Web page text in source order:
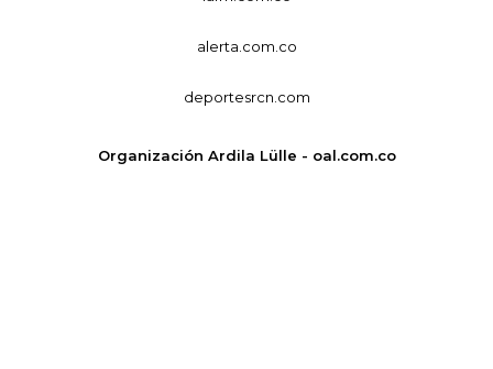
alerta.com.co
deportesrcn.com
Organización Ardila Lülle - oal.com.co